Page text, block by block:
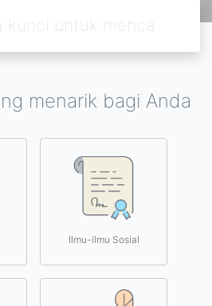
menarik bagi Anda
Ilmu-ilmu Sosial